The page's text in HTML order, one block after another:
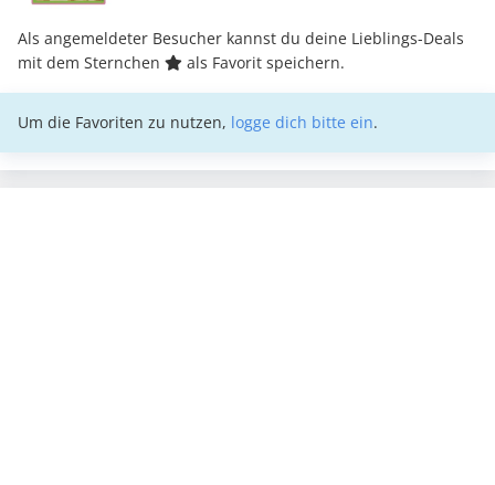
Als angemeldeter Besucher kannst du deine Lieblings-Deals
mit dem Sternchen
als Favorit speichern.
Um die Favoriten zu nutzen, logge dich bitte ein.